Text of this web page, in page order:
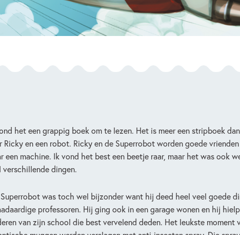
het een grappig boek om te lezen. Het is meer een stripboek
Ricky en een robot. Ricky en de Superrobot worden goede
een machine. Ik vond het best een beetje raar, maar het was ook
verschillende dingen.
was toch wel bijzonder want hij deed heel veel goede
professoren. Hij ging ook in een garage wonen en hij
van zijn school die best vervelend deden. Het leukste